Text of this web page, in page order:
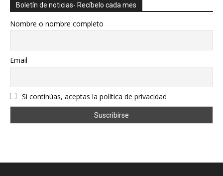
Boletín de noticias- Recíbelo cada mes
Nombre o nombre completo
Email
Si continúas, aceptas la política de privacidad